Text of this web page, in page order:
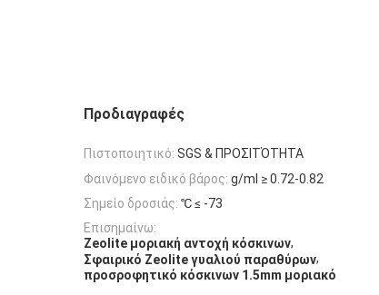
Προδιαγραφές
Πιστοποιητικό: SGS & ΠΡΟΣΙΤΌΤΗΤΑ
Φαινόμενο ειδικό βάρος: g/ml ≥ 0.72-0.82
Σημείο δροσιάς: ℃ ≤ -73
Επισημαίνω:
Zeolite μοριακή αντοχή κόσκινων,
Σφαιρικό Zeolite γυαλιού παραθύρων,
προσροφητικό κόσκινων 1.5mm μοριακό